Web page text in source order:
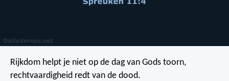
Rijkdom helpt je niet op de dag van Gods toorn,
rechtvaardigheid redt van de dood.